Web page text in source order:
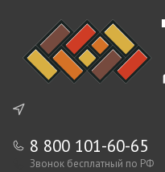
8 800 101-60-65
Звонок бесплатный по РФ